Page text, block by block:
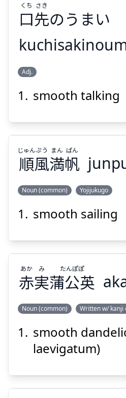
Suspend
Suspend
口先のうまい
くち さき
Adj.
smooth talking
風
満
ぷう
まん
ぱん
Suspend
順風満帆
じゅんぷう まん ぱん
Noun (common) Yojijukugo
smooth sailing
蒲公英
たんぽぽ
赤実蒲公英
あか み たんぽぽ
Noun (common) Written w/ kanji
smooth
laevigatum)